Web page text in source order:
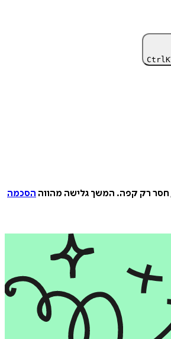
CtrlK
חסר רק קפה. המשך גלישה מהווה הסכמה